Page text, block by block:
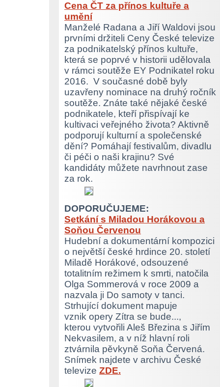
Cena ČT za přínos kultuře a
umění
Manželé Radana a Jiří Waldovi jsou
prvními držiteli Ceny České televize
za podnikatelský přínos kultuře,
která se poprvé v historii udělovala
v rámci soutěže EY Podnikatel roku
2016. V současné době byly
uzavřeny nominace na druhý ročník
soutěže. Znáte také nějaké české
podnikatele, kteří přispívají ke
kultivaci veřejného života? Aktivně
podporují kulturní a společenské
dění? Pomáhají festivalům, divadlu
či péči o naši krajinu? Své
kandidáty můžete navrhnout zase
za rok.
DOPORUČUJEME:
Setkání s Miladou Horákovou a
Soňou Červenou
Hudební a dokumentární kompozici
o největší české hrdince 20. století
Miladě Horákové, odsouzené
totalitním režimem k smrti, natočila
Olga Sommerová v roce 2009 a
nazvala ji Do samoty v tanci.
Strhující dokument mapuje
vznik opery Zítra se bude...,
kterou vytvořili Aleš Březina s Jiřím
Nekvasilem, a v níž hlavní roli
ztvárnila pěvkyně Soňa Červená.
Snímek najdete v archivu České
televize ZDE.